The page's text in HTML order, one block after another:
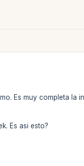
Es muy completa la
Es asi esto?